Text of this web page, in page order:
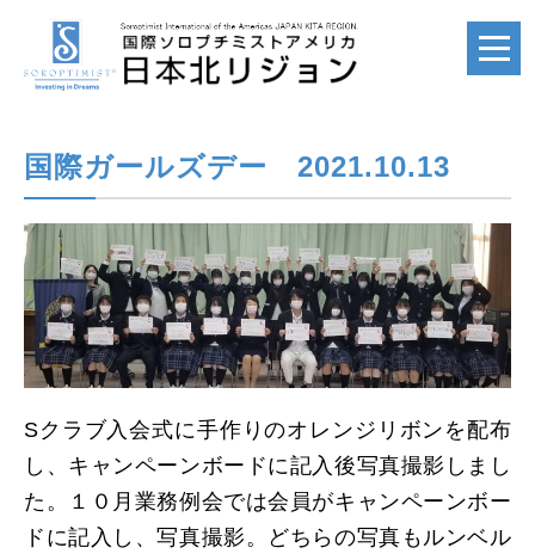
ホーム
HOME
国際ソロプチミスト
SI
国際ソロプチミスト
アメリカ
SIA
国際ガールズデー 2021.10.13
Sクラブ入会式に手作りのオレンジリボンを配布
し、キャンペーンボードに記入後写真撮影しまし
た。１０月業務例会では会員がキャンペーンボー
ドに記入し、写真撮影。どちらの写真もルンベル